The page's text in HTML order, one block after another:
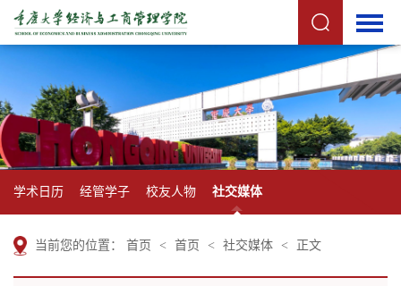
学术日历 经管学子 校友人物 社交媒体
当前您的位置： 首页 < 首页 < 社交媒体 < 正文